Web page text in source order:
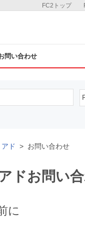
FC2トップ
問い合わせ
ド お問い合わせ
ドお問い
に